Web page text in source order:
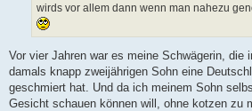
wirds vor allem dann wenn man nahezu
Vor vier Jahren war es meine Schwägerin, die
damals knapp zweijährigen Sohn eine
geschmiert hat. Und da ich meinem Sohn
Gesicht schauen können will, ohne kotzen zu